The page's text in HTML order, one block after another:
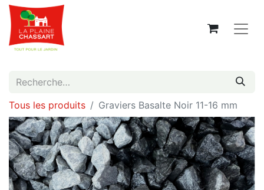
Tous les produits Graviers Basalte Noir 11-16 mm